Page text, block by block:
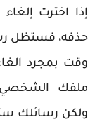
إذا اخترت
حذفه، فستظل
وقت بمجرد
ملفك الشخصي
ولكن رسائلك